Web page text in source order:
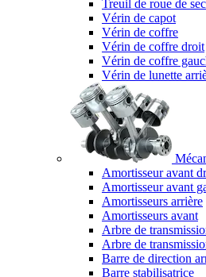
Treuil de roue de
Vérin de capot
Vérin de coffre
Vérin de coffre droit
Vérin de coffre
Vérin de lunette
Amortisseur avant
Amortisseur avant
Amortisseurs arrière
Amortisseurs avant
Arbre de
Arbre de
Barre de direction
Barre stabilisatrice